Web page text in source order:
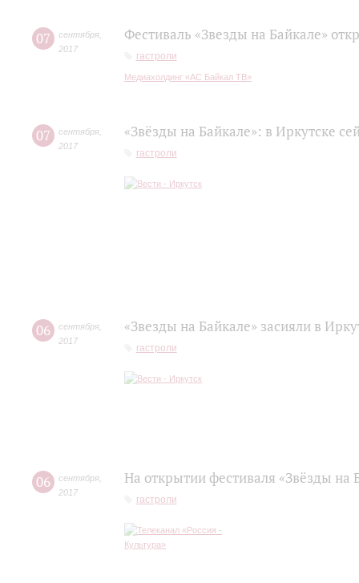
07 сентября
2017
Фестиваль «Звезды на Байкале»
гастроли
Медиахолдинг «АС Байкал ТВ»
07 сентября
2017
«Звёзды на Байкале»: в Иркутске
гастроли
06 сентября
2017
«Звезды на Байкале» засияли в
гастроли
06 сентября
2017
На открытии фестиваля «Звёзды на
гастроли